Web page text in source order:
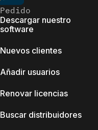
Pedido
Descargar nuestro
software
Nuevos clientes
Añadir usuarios
Renovar licencias
Buscar distribuidores